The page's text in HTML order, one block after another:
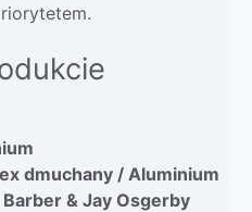
dmuchany / Aluminium
& Jay Osgerby